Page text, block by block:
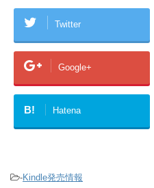
Twitter
Google+
B! Hatena
-Kindle発売情報